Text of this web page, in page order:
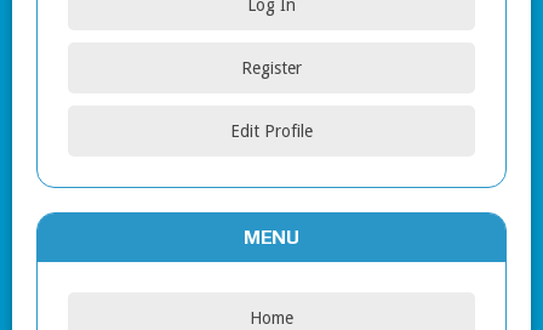
Log In
Register
Edit Profile
MENU
Home